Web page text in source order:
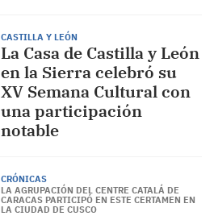
CASTILLA Y LEÓN
La Casa de Castilla y León
en la Sierra celebró su
XV Semana Cultural con
una participación
notable
CRÓNICAS
LA AGRUPACIÓN DEL CENTRE CATALÁ DE
CARACAS PARTICIPÓ EN ESTE CERTAMEN EN
LA CIUDAD DE CUSCO